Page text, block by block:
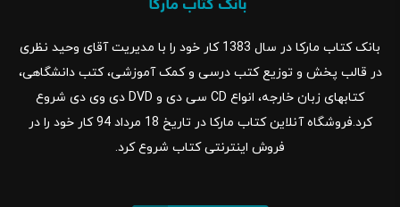
بانک کتاب مارکا در سال 1383 کار خود را با مدیریت آقای وحید نظری
در قالب پخش و توزیع کتب درسی و کمک آموزشی، کتب دانشگاهی،
کتابهای زبان خارجه، انواع CD سی دی و DVD دی وی دی شروع
کرد.فروشگاه آنلاین کتاب مارکا در تاریخ 18 مرداد 94 کار خود را در
فروش اینترنتی کتاب شروع کرد.